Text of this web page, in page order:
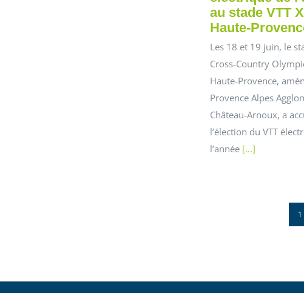
au stade VTT
Haute-
Les 18 et 19 juin, le
Cross-Country
Haute-Provence,
Provence Alpes
Château-Arnoux, a
l’élection du VTT
l’année [...]
1